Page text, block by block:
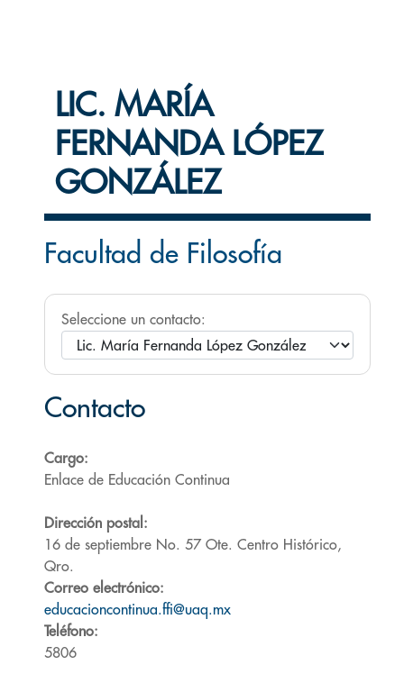
LIC. MARÍA
FERNANDA LÓPEZ
GONZÁLEZ
Facultad de Filosofía
Seleccione un contacto:
Contacto
Cargo:
Enlace de Educación Continua
Dirección postal:
16 de septiembre No. 57 Ote. Centro Histórico,
Qro.
Correo electrónico:
educacioncontinua.ffi@uaq.mx
Teléfono:
5806